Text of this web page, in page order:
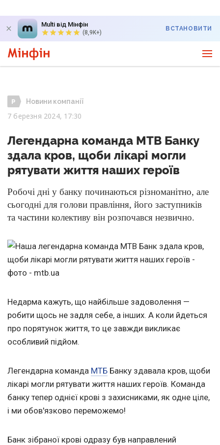
Multi від Мінфін
(8,9K+)
ВСТАНОВИТИ
Новини компанії
7 березня 2024, 17:30
Легендарна команда MTB Банку
здала кров, щоби лікарі могли
рятувати життя наших героїв
Робочі дні у банку починаються різноманітно, але
сьогодні для голови правління, його заступників
та частини колективу він розпочався незвично.
Недарма кажуть, що найбільше задоволення —
робити щось не задля себе, а інших. А коли йдеться
про порятунок життя, то це завжди викликає
особливий підйом.
Легендарна команда МТБ Банку здавала кров, щоби
лікарі могли рятувати життя наших героїв. Команда
банку тепер однієї крові з захисниками, як одне ціле,
і ми обов'язково переможемо!
Банк зібраної крові одразу був направлений